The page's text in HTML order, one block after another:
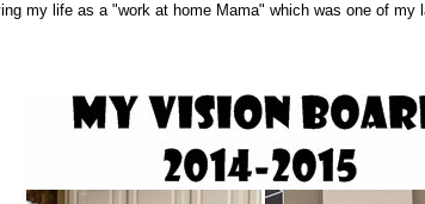
my life as a "work at home Mama" which was one of